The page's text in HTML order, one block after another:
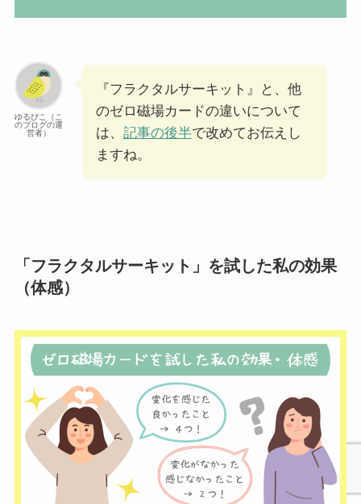
ゆるぴこ（こ
のブログの運
営者）
『フラクタルサーキット』と、他
のゼロ磁場カードの違いについて
は、 記事の後半で改めてお伝えし
ますね。
「フラクタルサーキット」を試した私の効果
（体感）